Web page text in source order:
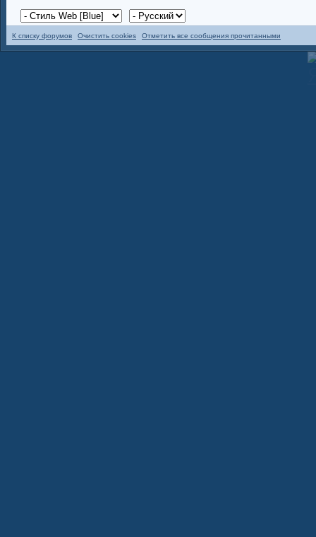
К списку форумов Очистить cookies Отметить все сообщения прочитанными